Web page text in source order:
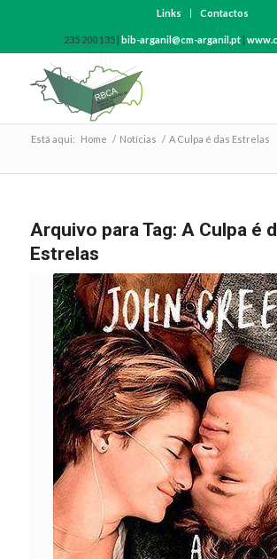
Links Contactos
235 200 135 | bib-arganil@cm-arganil.pt|
Está aqui: Home / Notícias / A Culpa é das Estrelas
Arquivo para Tag: A Culpa é
Estrelas